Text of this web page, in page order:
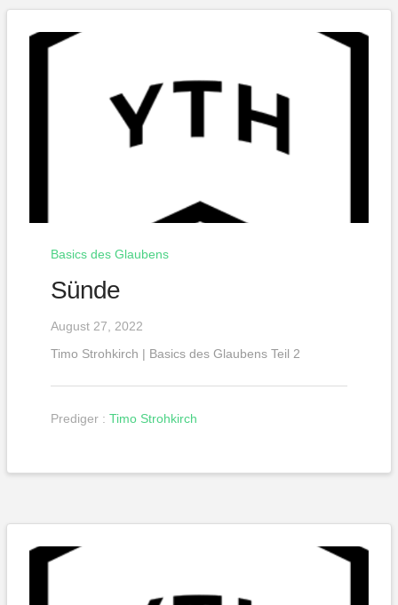
Basics des Glaubens
Sünde
August 27, 2022
Timo Strohkirch | Basics des Glaubens Teil 2
Prediger : Timo Strohkirch